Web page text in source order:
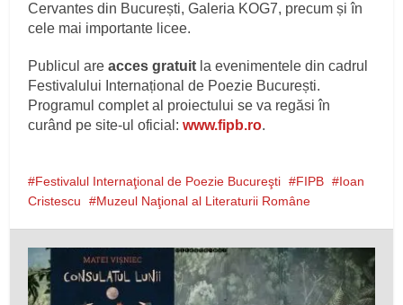
Cervantes din București, Galeria KOG7, precum și în
cele mai importante licee.
Publicul areacces gratuit la evenimentele din cadrul
Festivalului Internațional de Poezie București.
Programul complet al proiectului se va regăsi în
curând pe site-ul oficial: www.fipb.ro.
Festivalul Internaţional de Poezie Bucureşti FIPB
Ioan
Cristescu
Muzeul Naţional al Literaturii Române